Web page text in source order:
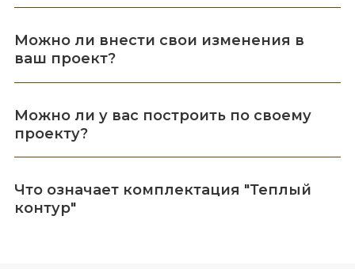
Можно ли внести свои изменения в
ваш проект?
Можно ли у вас построить по своему
проекту?
Что означает комплектация "Теплый
контур"